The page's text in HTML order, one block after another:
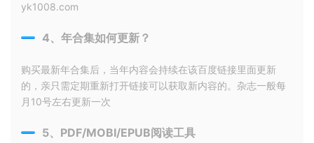
yk1008.com
4、年合集如何更新？
购买最新年合集后，当年内容会持续在该百度链接里面更新
的，亲只需定期重新打开链接可以获取新内容的。杂志一般每
月10号左右更新一次
5、PDF/MOBI/EPUB阅读工具